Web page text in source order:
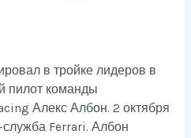
в тройке лидеров в
пилот команды
Алекс Албон. 2 октября
Ferrari. Албон